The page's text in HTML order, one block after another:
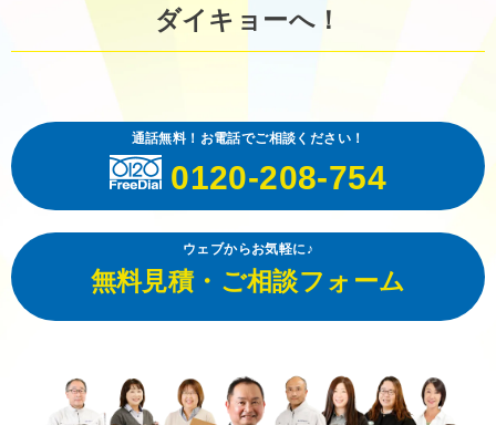
ダイキョーへ！
通話無料！お電話でご相談ください！
0120-208-754
ウェブからお気軽に♪
無料見積・ご相談フォーム